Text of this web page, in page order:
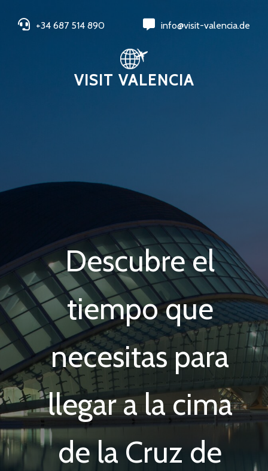
+34 687 514 890 info@visit-valencia.de
VISIT VALENCIA
Descubre el
tiempo que
necesitas para
llegar a la cima
de la Cruz de